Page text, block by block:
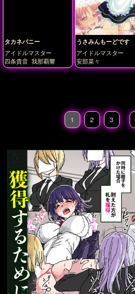
タカネバニー
アイドルマスター
四条貴音 我那覇響
うさみんもーどです
アイドルマスター
安部菜々
1 2 3 ›